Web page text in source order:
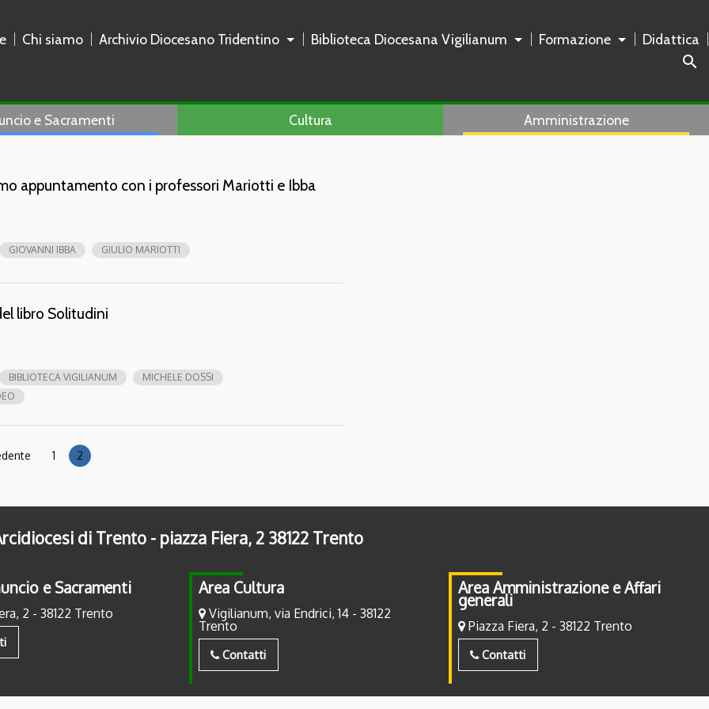
Chi siamo Archivio Diocesano Tridentino Biblioteca Diocesana Vigilianum Formazione Didattica
search
e Sacramenti Cultura Amministrazione
appuntamento con i professori Mariotti e Ibba
GIOVANNI IBBA GIULIO MARIOTTI
libro Solitudini
BIBLIOTECA VIGILIANUM
MICHELE DOSSI
1 2
di Trento - piazza Fiera, 2 38122 Trento
e Sacramenti
2 - 38122 Trento
Area Cultura
Vigilianum, via Endrici, 14 - 38122
Trento
Contatti
Area Amministrazione e Affari
generali
Piazza Fiera, 2 - 38122 Trento
Contatti